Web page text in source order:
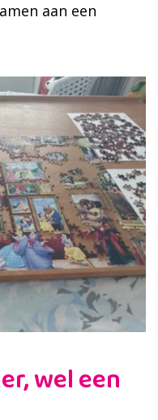
aan een
wel een